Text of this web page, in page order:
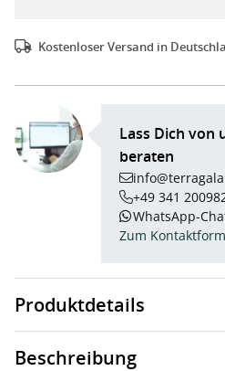
Kostenloser Versand in
Lass Dich von
beraten
+49 341
WhatsApp-
Zum
Produktdetails
Beschreibung